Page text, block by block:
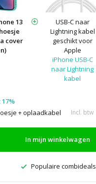
13
cover
USB-C naar
Lightning kabel
geschikt voor
Apple
iPhone USB-C
naar Lightning
kabel
17%
+ oplaadkabel Incl. btw
In mijn winkelwagen
Populaire combideals